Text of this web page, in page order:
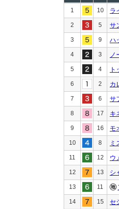
1 10 ラ
2 5 サ
3 9 ハ
4 3 ノ
5 4 ト
6 2 カ
7 6 サ
8 17 キ
9 16 モ
10 8 ミ
11 12 ウ
12 13 シ
13 11
14 15 セ